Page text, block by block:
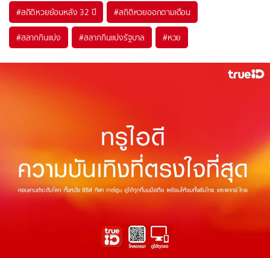
#สถิติหวยย้อนหลัง 32 ปี #สถิติหวยออกตามเดือน
#สลากกินแบ่ง #สลากกินแบ่งรัฐบาล #หวย